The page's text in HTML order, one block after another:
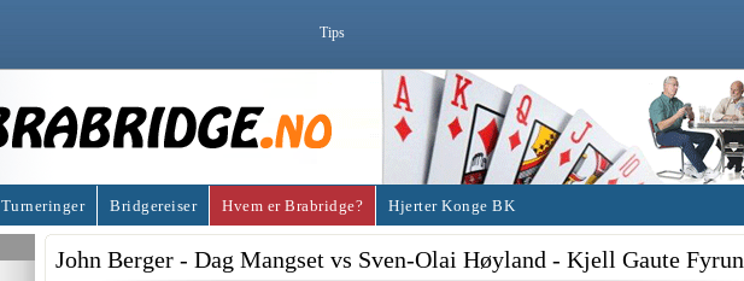
Tips
Turneringer Bridgereiser Hvem er Brabridge? Hjerter Konge BK
John Berger - Dag Mangset vs Sven-Olai Høyland - Kjell Gaute Fyrun